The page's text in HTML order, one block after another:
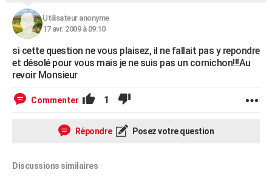
Dictionnaire
Biographies
Citations
Expressions
Proverbes
PROGRAMME TV
COPAINS D'AVANT
S'inscrire
Se connecter
Lycées
Collèges
Primaires
Universités
Entreprises
Service militaire
Avis de recherche
AVIS DE DÉCÈS
FORUM
Utilisateur anonyme
17 avr. 2009 à 09:10
si cette question ne vous plaisez, il ne fallait pas y repondre
et désolé pour vous mais je ne suis pas un cornichon!!!Au
revoir Monsieur
Commenter 1
Répondre Posez votre question
Discussions similaires